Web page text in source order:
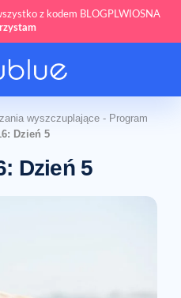
z kodem BLOGPLWIOSNA
wyszczuplające - Program
Dzień 5
Dzień 5